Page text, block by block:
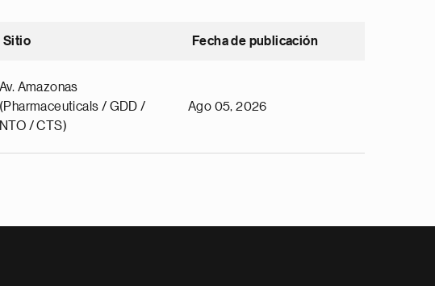
Sitio Fecha de publicación
Av. Amazonas
(Pharmaceuticals / GDD /
NTO / CTS)
Ago 05, 2026